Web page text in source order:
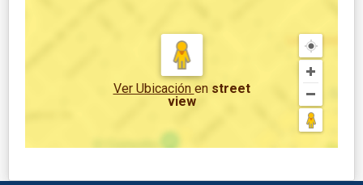
Ver Ubicación en street
view